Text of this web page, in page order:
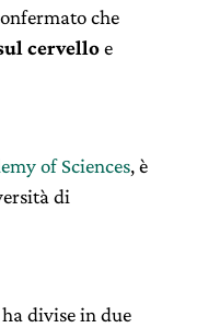
che
cervelloe
of Sciences, è
di
divise in due